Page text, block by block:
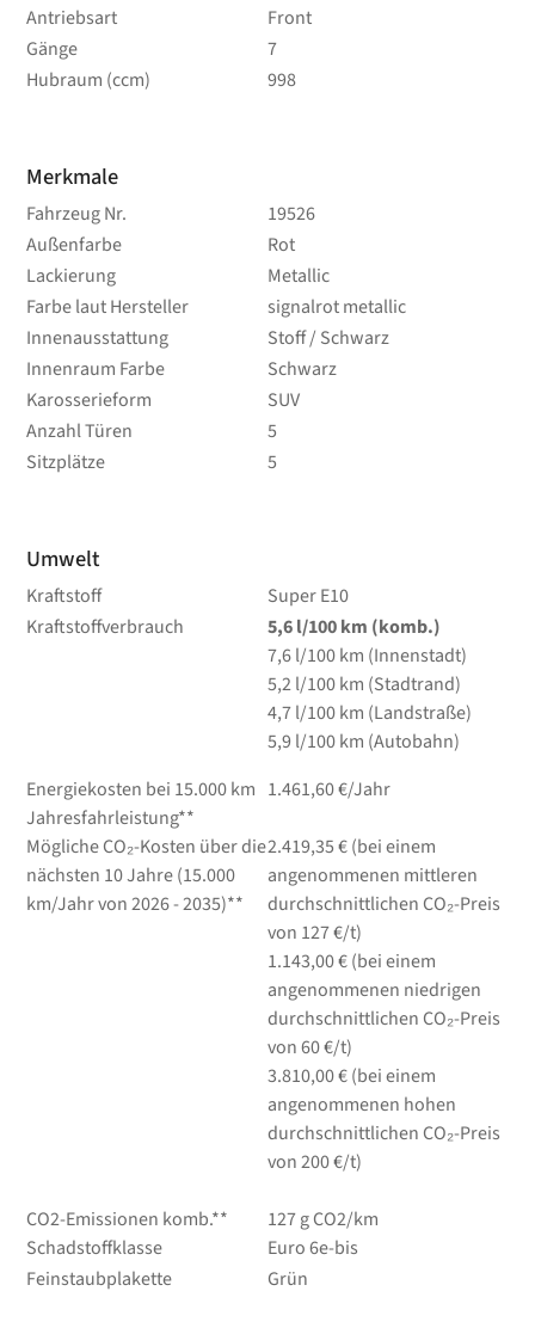
Antriebsart
Front
Gänge
7
Hubraum (ccm)
998
Merkmale
Fahrzeug Nr.
19526
Außenfarbe
Rot
Lackierung
Metallic
Farbe laut Hersteller
signalrot metallic
Innenausstattung
Stoff / Schwarz
Innenraum Farbe
Schwarz
Karosserieform
SUV
Anzahl Türen
5
Sitzplätze
5
Umwelt
Kraftstoff
Super E10
Kraftstoffverbrauch
5,6l/100 km (komb.)
7,6l/100 km (Innenstadt)
5,2l/100 km (Stadtrand)
4,7l/100 km (Landstraße)
5,9l/100 km (Autobahn)
Energiekosten bei 15.000 km
Jahresfahrleistung**
1.461,60 €/Jahr
Mögliche CO₂-Kosten über die
nächsten 10 Jahre (15.000
km/Jahr von 2026 - 2035)**
2.419,35 € (bei einem
angenommenen mittleren
durchschnittlichen CO₂-Preis
von 127 €/t)
1.143,00 € (bei einem
angenommenen niedrigen
durchschnittlichen CO₂-Preis
von 60 €/t)
3.810,00 € (bei einem
angenommenen hohen
durchschnittlichen CO₂-Preis
von 200 €/t)
CO2-Emissionen komb.**
127 g CO2/km
Schadstoffklasse
Euro 6e-bis
Feinstaubplakette
Grün